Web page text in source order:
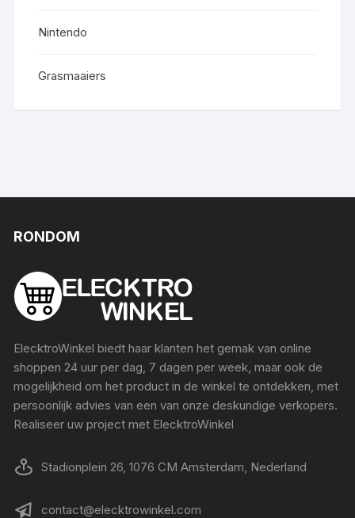
Nintendo
Grasmaaiers
RONDOM
ElecktroWinkel biedt haar klanten het gemak van online
shoppen 24 uur per dag, 7 dagen per week, maar ook de
mogelijkheid om het product in de winkel te ontdekken, met
persoonlijk advies van een van onze deskundige verkopers.
Realiseer uw project met ElecktroWinkel
Stadionplein 26, 1076 CM Amsterdam, Nederland
contact@elecktrowinkel.com